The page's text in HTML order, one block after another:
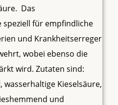
Das
speziell für empfindliche
und Krankheitserreger
wobei ebenso die
wird. Zutaten sind:
wasserhaltige Kieselsäure,
und